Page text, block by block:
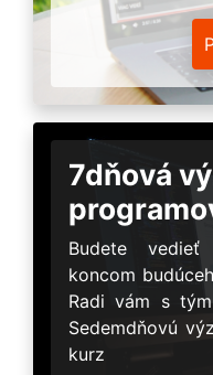
7dňová
Budete
koncom
Radi vám s
Sedemdňovú
kurz